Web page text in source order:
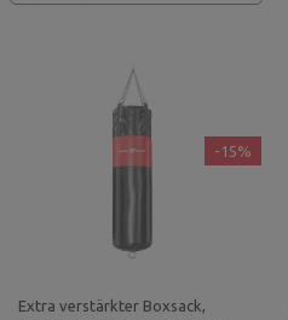
-15%
Extra verstärkter Boxsack,